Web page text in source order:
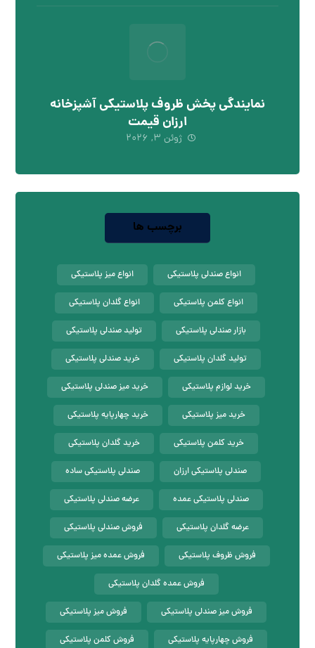
نمایندگی پخش ظروف پلاستیکی آشپزخانه
ارزان قیمت
ژوئن ۳, ۲۰۲۶
برچسب ها
انواع صندلی پلاستیکی انواع میز پلاستیکی
انواع کلمن پلاستیکی انواع گلدان پلاستیکی
بازار صندلی پلاستیکی تولید صندلی پلاستیکی
تولید گلدان پلاستیکی خرید صندلی پلاستیکی
خرید لوازم پلاستیکی خرید میز صندلی پلاستیکی
خرید میز پلاستیکی خرید چهارپایه پلاستیکی
خرید کلمن پلاستیکی خرید گلدان پلاستیکی
صندلی پلاستیکی ارزان صندلی پلاستیکی ساده
صندلی پلاستیکی عمده عرضه صندلی پلاستیکی
عرضه گلدان پلاستیکی فروش صندلی پلاستیکی
فروش ظروف پلاستیکی فروش عمده میز پلاستیکی
فروش عمده گلدان پلاستیکی
فروش میز صندلی پلاستیکی فروش میز پلاستیکی
فروش چهارپایه پلاستیکی فروش کلمن پلاستیکی